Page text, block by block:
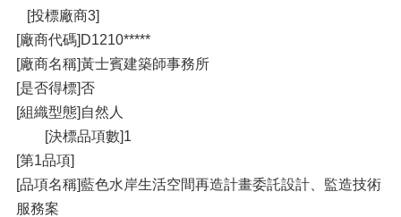
[投標廠商3]
[廠商代碼]D1210*****
[廠商名稱]黃士賓建築師事務所
[是否得標]否
[組織型態]自然人
[決標品項數]1
[第1品項]
[品項名稱]藍色水岸生活空間再造計畫委託設計、監造技術
服務案